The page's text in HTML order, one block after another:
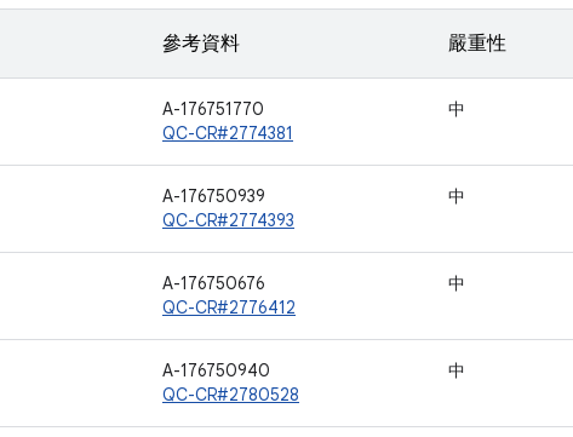
參考資料 嚴重性
A-176751770
QC-CR#2774381
中
A-176750939
QC-CR#2774393
中
A-176750676
QC-CR#2776412
中
A-176750940
QC-CR#2780528
中